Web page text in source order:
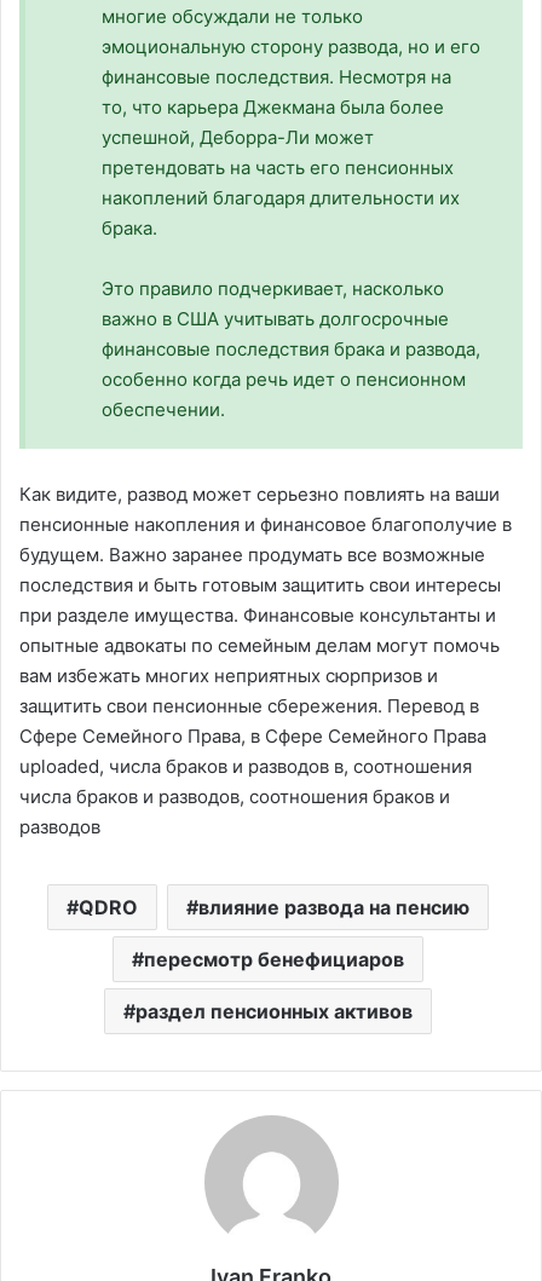
многие обсуждали не только
эмоциональную сторону развода, но и его
финансовые последствия. Несмотря на
то, что карьера Джекмана была более
успешной, Деборра-Ли может
претендовать на часть его пенсионных
накоплений благодаря длительности их
брака.
Это правило подчеркивает, насколько
важно в США учитывать долгосрочные
финансовые последствия брака и развода,
особенно когда речь идет о пенсионном
обеспечении.
Как видите, развод может серьезно повлиять на ваши
пенсионные накопления и финансовое благополучие в
будущем. Важно заранее продумать все возможные
последствия и быть готовым защитить свои интересы
при разделе имущества. Финансовые консультанты и
опытные адвокаты по семейным делам могут помочь
вам избежать многих неприятных сюрпризов и
защитить свои пенсионные сбережения. Перевод в
Сфере Семейного Права, в Сфере Семейного Права
uploaded, числа браков и разводов в, соотношения
числа браков и разводов, соотношения браков и
разводов
QDRO влияние развода на пенсию
пересмотр бенефициаров
раздел пенсионных активов